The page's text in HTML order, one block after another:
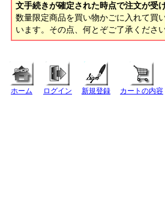
文手続きが確定された時点で注文が受
数量限定商品を買い物かごに入れて買
います。その点、何とぞご了承ください
ホーム ログイン 新規登録 カートの内容